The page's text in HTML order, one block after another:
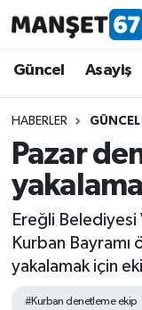
Güncel Asayiş
HABERLER GÜNCEL
Pazar
Ereğli
Kurban Bayramı
yakalamak için
#Kurban denetleme ekip
Güncel
Asayiş
Siyaset
Eğitim
Ekonomi